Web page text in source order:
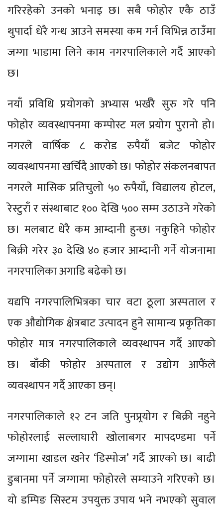
गरिरहेको उनको भनाइ छ। सबै फोहोर एकै ठाउँ
थुपार्दा धेरै गन्ध आउने समस्या कम गर्न विभिन्न ठाउँमा
जग्गा भाडामा लिने काम नगरपालिकाले गर्दै आएको
छ।
नयाँ प्रविधि प्रयोगको अभ्यास भर्खरै सुरु गरे पनि
फोहोर व्यवस्थापनमा कम्पोस्ट मल प्रयोग पुरानो हो।
नगरले वार्षिक ८ करोड रुपैयाँ बजेट फोहोर
व्यवस्थापनमा खर्चिंदै आएको छ। फोहोर संकलनबापत
नगरले मासिक प्रतिचुलो ५० रुपैयाँ, विद्यालय होटल,
रेस्टुराँ र संस्थाबाट १०० देखि ५०० सम्म उठाउने गरेको
छ। मलबाट धेरै कम आम्दानी हुन्छ। नकुहिने फोहोर
बिक्री गरेर ३० देखि ४० हजार आम्दानी गर्ने योजनामा
नगरपालिका अगाडि बढेको छ।
यद्यपि नगरपालिभित्रका चार वटा ठूला अस्पताल र
एक औद्योगिक क्षेत्रबाट उत्पादन हुने सामान्य प्रकृतिका
फोहोर मात्र नगरपालिकाले व्यवस्थापन गर्दै आएको
छ। बाँकी फोहोर अस्पताल र उद्योग आफैंले
व्यवस्थापन गर्दै आएका छन्।
नगरपालिकाले १२ टन जति पुनप्र्रयोग र बिक्री नहुने
फोहोरलाई सल्लाघारी खोलाबगर मापदण्डमा पर्ने
जग्गामा खाडल खनेर ‘डिस्पोज’ गर्दै आएको छ। बाढी
डुबानमा पर्ने जग्गामा फोहोरले सम्याउने गरिएको छ।
यो डम्पिङ सिस्टम उपयुक्त उपाय भने नभएको सुवाल